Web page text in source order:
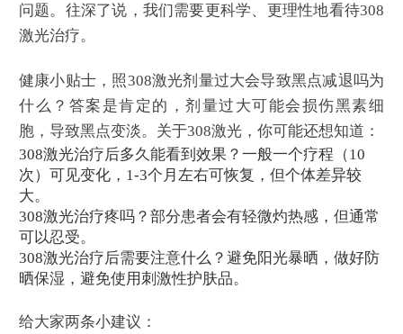
问题。往深了说，我们需要更科学、更理性地看待308
激光治疗。
健康小贴士，照308激光剂量过大会导致黑点减退吗为
什么？答案是肯定的，剂量过大可能会损伤黑素细
胞，导致黑点变淡。关于308激光，你可能还想知道：
308激光治疗后多久能看到效果？一般一个疗程（10
次）可见变化，1-3个月左右可恢复，但个体差异较
大。
308激光治疗疼吗？部分患者会有轻微灼热感，但通常
可以忍受。
308激光治疗后需要注意什么？避免阳光暴晒，做好防
晒保湿，避免使用刺激性护肤品。
给大家两条小建议：